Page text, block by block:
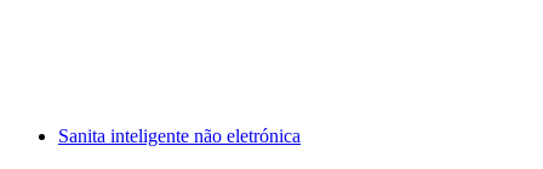
Sanita inteligente não eletrónica